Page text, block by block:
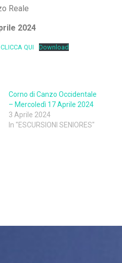
Reale
2024
QUI Download
Corno di Canzo Occidentale
– Mercoledì 17 Aprile 2024
3 Aprile 2024
In "ESCURSIONI SENIORES"